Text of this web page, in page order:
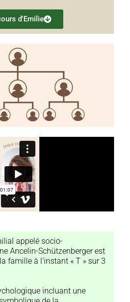
appelé socio-
Ancelin-Schützenberger est
famille à l’instant « T » sur 3
incluant une
d'Emilie